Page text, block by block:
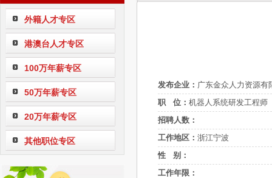
外籍人才专区
港澳台人才专区
100万年薪专区
50万年薪专区
20万年薪专区
其他职位专区
发布企业： 广东金众人力资源有
职 位： 机器人系统研发工程师
招聘人数：
工作地区： 浙江宁波
性 别：
工作年限：